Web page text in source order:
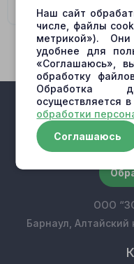
A10VD40
+7
ООО
Барнаул,
Наш сайт
числе, файлы
метрикой»).
удобнее для
«Соглашаюсь»,
обработку
Обработка
осуществляется
обработки
Соглашаюсь